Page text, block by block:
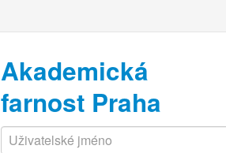
Akademická
farnost Praha